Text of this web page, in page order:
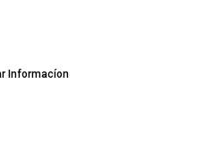
Informacíon